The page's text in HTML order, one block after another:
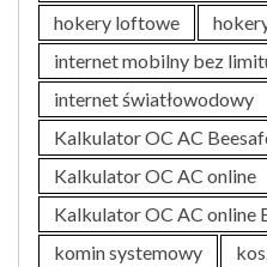
hokery loftowe
internet mobilny bez
internet światłowodowy
Kalkulator OC AC
Kalkulator OC AC online
Kalkulator OC AC online
komin systemowy